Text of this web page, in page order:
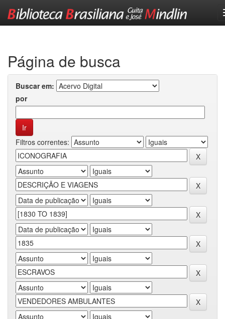
Página de busca
Buscar em:
por
Filtros correntes: